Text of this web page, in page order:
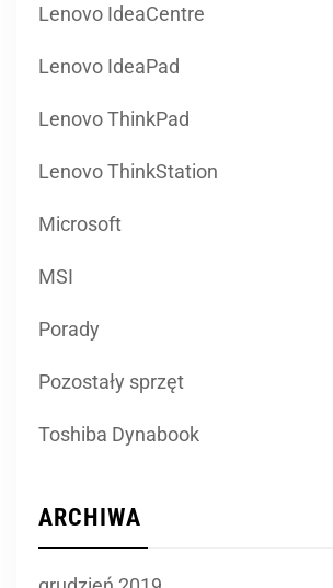
Lenovo IdeaCentre
Lenovo IdeaPad
Lenovo ThinkPad
Lenovo ThinkStation
Microsoft
MSI
Porady
Pozostały sprzęt
Toshiba Dynabook
ARCHIWA